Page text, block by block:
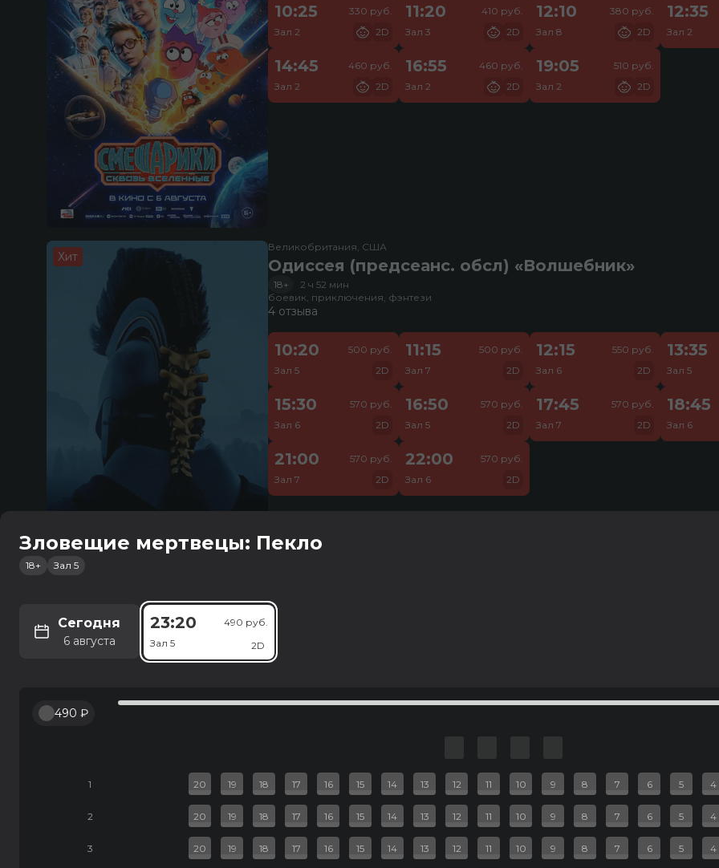
10:25
Зал 2
330 руб.
2D
11:20
Зал 3
410 руб.
2D
12:10
Зал 8
380 руб.
2D
12:35
Зал 2
14:45
Зал 2
460 руб.
2D
16:55
Зал 2
460 руб.
2D
19:05
Зал 2
510 руб.
2D
Хит
Великобритания, США
Одиссея (предсеанс. обсл) «Волшебник»
18+
2 ч 52 мин
боевик, приключения, фэнтези
4 отзыва
10:20
Зал 5
500 руб.
2D
11:15
Зал 7
500 руб.
2D
12:15
Зал 6
550 руб.
2D
13:35
Зал 5
15:30
Зал 6
570 руб.
2D
16:50
Зал 5
570 руб.
2D
17:45
Зал 7
570 руб.
2D
18:45
Зал 6
21:00
Зал 7
570 руб.
2D
22:00
Зал 6
570 руб.
2D
12+
10:15
Зловещие мертвецы: Пекло
18+ Зал 5
Сегодня
6 августа
23:20
Зал 5
490 руб.
2D
490 ₽
10
11
12
13
14
15
16
17
18
19
20 4
5
6
7
8
9
10
11
12
13
14
15
16
17
18
19
20 4
5
6
7
8
9
10
11
12
13
14
15
16
17
18
19
20 4
5
6
7
8
9
1
2
3